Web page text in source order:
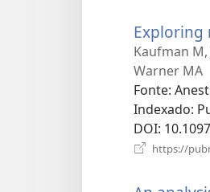
Exploring
Kaufman M,
Warner MA
Fonte‎:
Indexado‎:
DOI‎:
https://